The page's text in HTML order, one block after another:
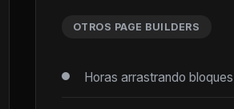
OTROS PAGE BUILDERS
Horas arrastrando